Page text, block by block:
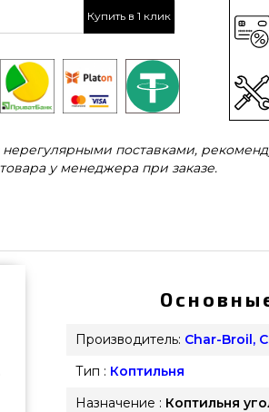
Купить в 1 клик
нерегулярными поставками,
у менеджера при заказе.
Производитель: Char-Broil,
Тип : Коптильня
Назначение : Коптильня